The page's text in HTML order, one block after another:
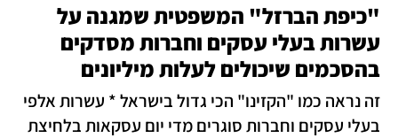
הברזל" המשפטית שמגנה על
בעלי עסקים וחברות מסדקים
שיכולים לעלות מיליונים
נראה כמו "הקזינו" הכי גדול בישראל * עשרות אלפי
עסקים וחברות סוגרים מדי יום עסקאות בלחיצת